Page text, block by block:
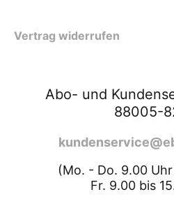
Vertrag widerrufen
Abo- und
88005-
(Mo. - Do. 9.00 Uhr
Fr. 9.00 bis